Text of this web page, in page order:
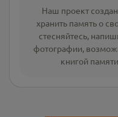
Наш проект
хранить память о
стесняйтесь,
фотографии,
книгой